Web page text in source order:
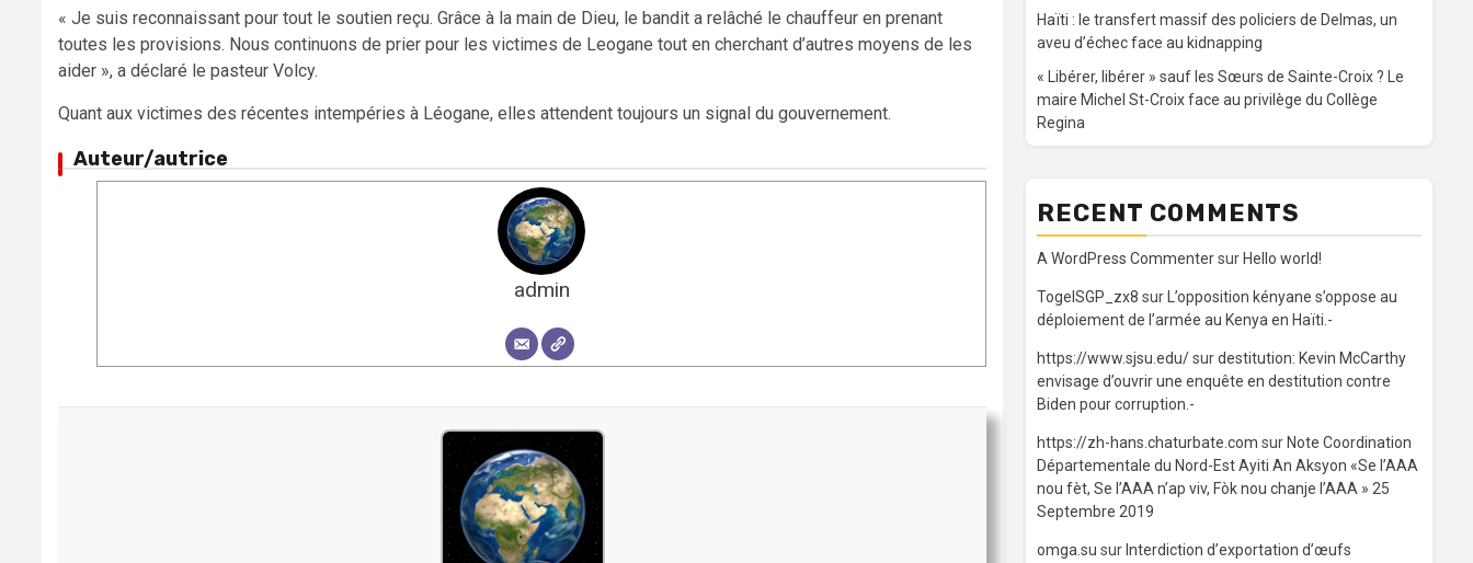
« Je suis reconnaissant pour tout le soutien reçu. Grâce à la main de Dieu, le bandit a relâché le chauffeur en prenant
toutes les provisions. Nous continuons de prier pour les victimes de Leogane tout en cherchant d’autres moyens de les
aider », a déclaré le pasteur Volcy.
Quant aux victimes des récentes intempéries à Léogane, elles attendent toujours un signal du gouvernement.
Auteur/autrice
admin
Haïti : le transfert massif des policiers de Delmas, un
aveu d’échec face au kidnapping
« Libérer, libérer » sauf les Sœurs de Sainte-Croix ? Le
maire Michel St-Croix face au privilège du Collège
Regina
RECENT COMMENTS
A WordPress Commentersur Hello world!
TogelSGP_zx8 sur L’opposition kényane s’oppose au
déploiement de l’armée au Kenya en Haïti.-
https://www.sjsu.edu/surdestitution: Kevin McCarthy
envisage d’ouvrir une enquête en destitution contre
Biden pour corruption.-
https://zh-hans.chaturbate.com sur Note Coordination
Départementale du Nord-Est Ayiti An Aksyon «Se l’AAA
nou fèt, Se l’AAA n’ap viv, Fòk nou chanje l’AAA » 25
Septembre 2019
omga.su sur Interdiction d’exportation d’œufs